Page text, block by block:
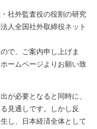
社外監査役の役割の研究
人全国社外取締役ネット
で、ご案内申し上げま
ームページよりお願い致
が必要となると同時に、
見通しです。しかし反
し、日本経済全体として